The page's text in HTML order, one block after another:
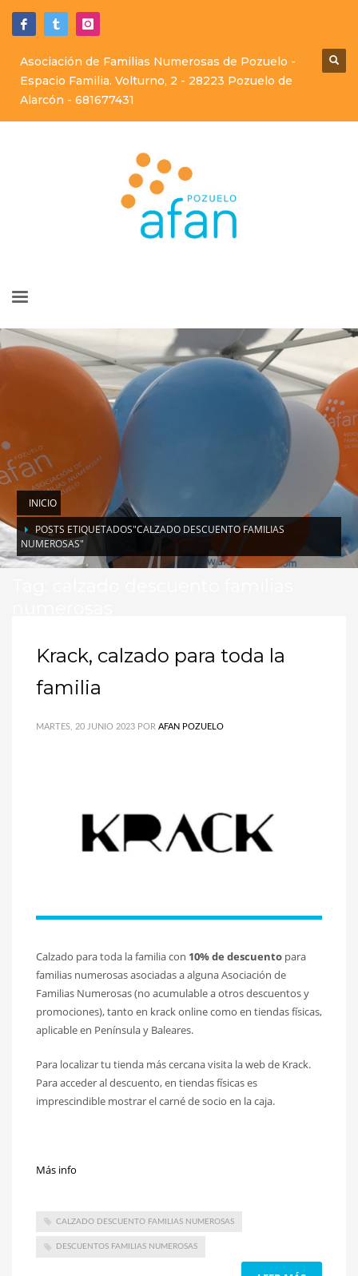
Asociación de Familias Numerosas de Pozuelo -
Espacio Familia. Volturno, 2 - 28223 Pozuelo de
Alarcón - 681677431
INICIO
POSTS ETIQUETADOS"CALZADO DESCUENTO FAMILIAS
NUMEROSAS"
Krack, calzado para toda la
familia
MARTES, 20 JUNIO 2023 POR AFAN POZUELO
Calzado para toda la familia con 10% de descuento para
familias numerosas asociadas a alguna Asociación de
Familias Numerosas (no acumulable a otros descuentos y
promociones), tanto en krack online como en tiendas físicas,
aplicable en Península y Baleares.
Para localizar tu tienda más cercana visita la web de Krack.
Para acceder al descuento, en tiendas físicas es
imprescindible mostrar el carné de socio en la caja.
Más info
CALZADO DESCUENTO FAMILIAS NUMEROSAS
DESCUENTOS FAMILIAS NUMEROSAS